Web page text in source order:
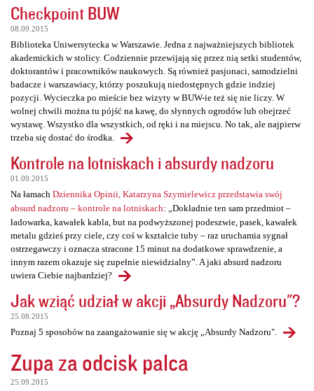
Checkpoint BUW
08.09.2015
Biblioteka Uniwersytecka w Warszawie. Jedna z najważniejszych bibliotek
akademickich w stolicy. Codziennie przewijają się przez nią setki studentów,
doktorantów i pracowników naukowych. Są również pasjonaci, samodzielni
badacze i warszawiacy, którzy poszukują niedostępnych gdzie indziej
pozycji. Wycieczka po mieście bez wizyty w BUW-ie też się nie liczy. W
wolnej chwili można tu pójść na kawę, do słynnych ogrodów lub obejrzeć
wystawę. Wszystko dla wszystkich, od ręki i na miejscu. No tak, ale najpierw
trzeba się dostać do środka.
Kontrole na lotniskach i absurdy nadzoru
01.09.2015
Na łamach Dziennika Opinii, Katarzyna Szymielewicz przedstawia swój
absurd nadzoru – kontrole na lotniskach: „Dokładnie ten sam przedmiot –
ładowarka, kawałek kabla, but na podwyższonej podeszwie, pasek, kawałek
metalu gdzieś przy ciele, czy coś w kształcie tuby – raz uruchamia sygnał
ostrzegawczy i oznacza stracone 15 minut na dodatkowe sprawdzenie, a
innym razem okazuje się zupełnie niewidzialny”. A jaki absurd nadzoru
uwiera Ciebie najbardziej?
Jak wziąć udział w akcji „Absurdy Nadzoru"?
25.08.2015
Poznaj 5 sposobów na zaangażowanie się w akcję „Absurdy Nadzoru".
Zupa za odcisk palca
25.09.2015